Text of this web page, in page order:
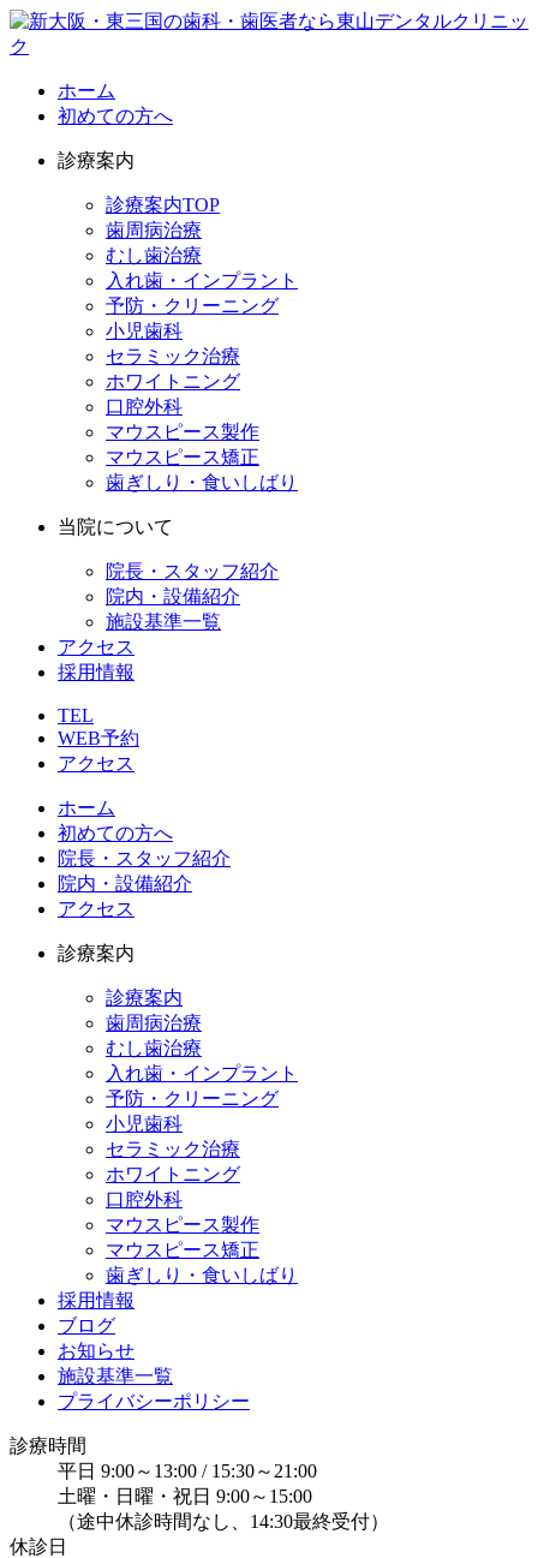
ホーム
初めての方へ
診療案内
診療案内TOP
歯周病治療
むし歯治療
入れ歯・インプラント
予防・クリーニング
小児歯科
セラミック治療
ホワイトニング
口腔外科
マウスピース製作
マウスピース矯正
歯ぎしり・食いしばり
当院について
院長・スタッフ紹介
院内・設備紹介
施設基準一覧
アクセス
採用情報
TEL
WEB予約
アクセス
ホーム
初めての方へ
院長・スタッフ紹介
院内・設備紹介
アクセス
診療案内
診療案内
歯周病治療
むし歯治療
入れ歯・インプラント
予防・クリーニング
小児歯科
セラミック治療
ホワイトニング
口腔外科
マウスピース製作
マウスピース矯正
歯ぎしり・食いしばり
採用情報
ブログ
お知らせ
施設基準一覧
プライバシーポリシー
診療時間
平日 9:00～13:00 / 15:30～21:00
土曜・日曜・祝日 9:00～15:00
（途中休診時間なし、14:30最終受付）
休診日